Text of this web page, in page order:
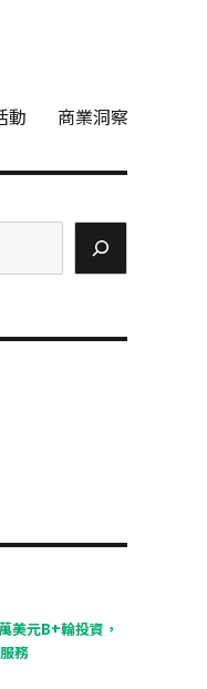
動 商業洞察
美元B+輪投資，
務